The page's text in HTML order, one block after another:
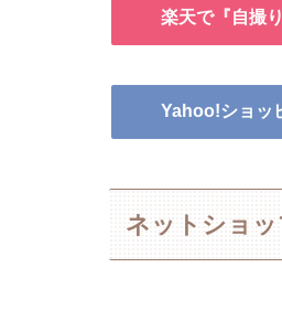
楽天で『自撮
Yahoo!ショッ
ネットショ